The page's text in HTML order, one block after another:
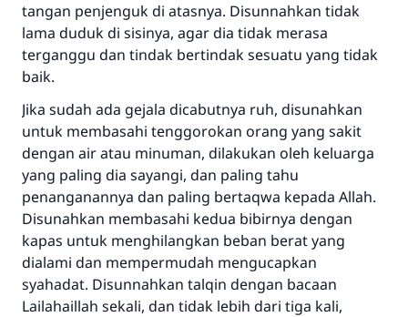
tangan penjenguk di atasnya. Disunnahkan tidak
lama duduk di sisinya, agar dia tidak merasa
terganggu dan tindak bertindak sesuatu yang tidak
baik.
Jika sudah ada gejala dicabutnya ruh, disunahkan
untuk membasahi tenggorokan orang yang sakit
dengan air atau minuman, dilakukan oleh keluarga
yang paling dia sayangi, dan paling tahu
penanganannya dan paling bertaqwa kepada Allah.
Disunahkan membasahi kedua bibirnya dengan
kapas untuk menghilangkan beban berat yang
dialami dan mempermudah mengucapkan
syahadat. Disunnahkan talqin dengan bacaan
Lailahaillah sekali, dan tidak lebih dari tiga kali,